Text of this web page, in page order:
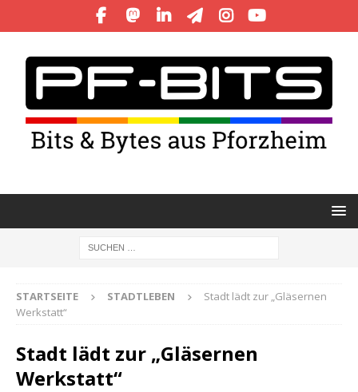
STARTSEITE STADTLEBEN
Stadt lädt zur „Gläsernen
Werkstatt“
Stadt lädt zur „Gläsernen
Werkstatt“